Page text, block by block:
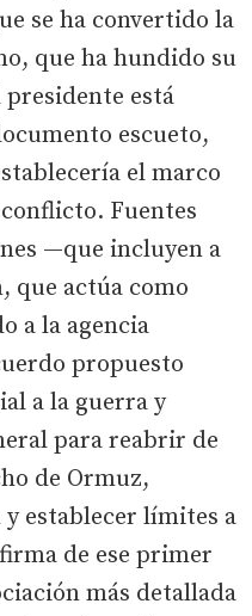
se ha convertido la
que ha hundido su
presidente está
escueto,
el marco
Fuentes
—que incluyen a
que actúa como
a la agencia
propuesto
a la guerra y
para reabrir de
de Ormuz,
establecer límites a
de ese primer
más detallada